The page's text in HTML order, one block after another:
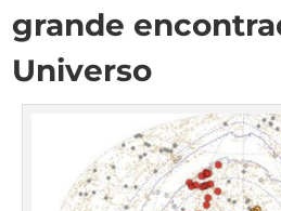
grande
Universo